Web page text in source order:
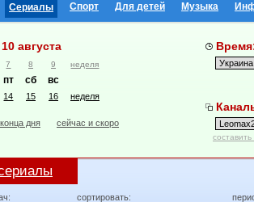
Сериалы Спорт Для детей Музыка
августа
7 8 9 неделя
пт сб
вс
14 15 16 неделя
дня сейчас и скоро
сортировать: